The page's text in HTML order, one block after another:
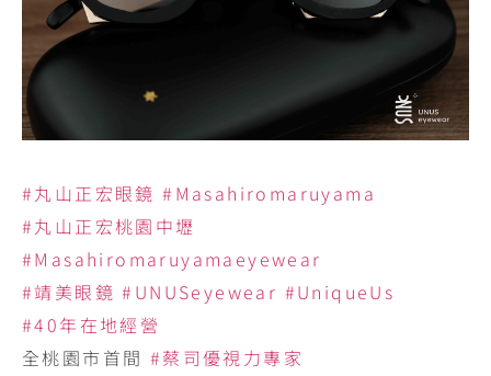
#丸山正宏眼鏡 #Masahiromaruyama
#丸山正宏桃園中壢
#Masahiromaruyamaeyewear
#靖美眼鏡 #UNUSeyewear #UniqueUs
#40年在地經營
全桃園市首間 #蔡司優視力專家